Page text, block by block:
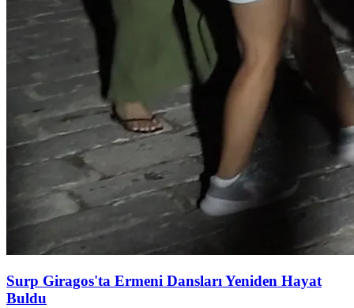
Surp Giragos'ta Ermeni Dansları Yeniden Hayat
Buldu